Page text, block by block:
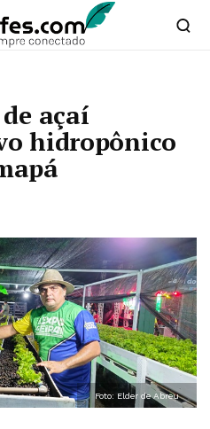
açaí
hidropônico
Foto: Elder de Abreu